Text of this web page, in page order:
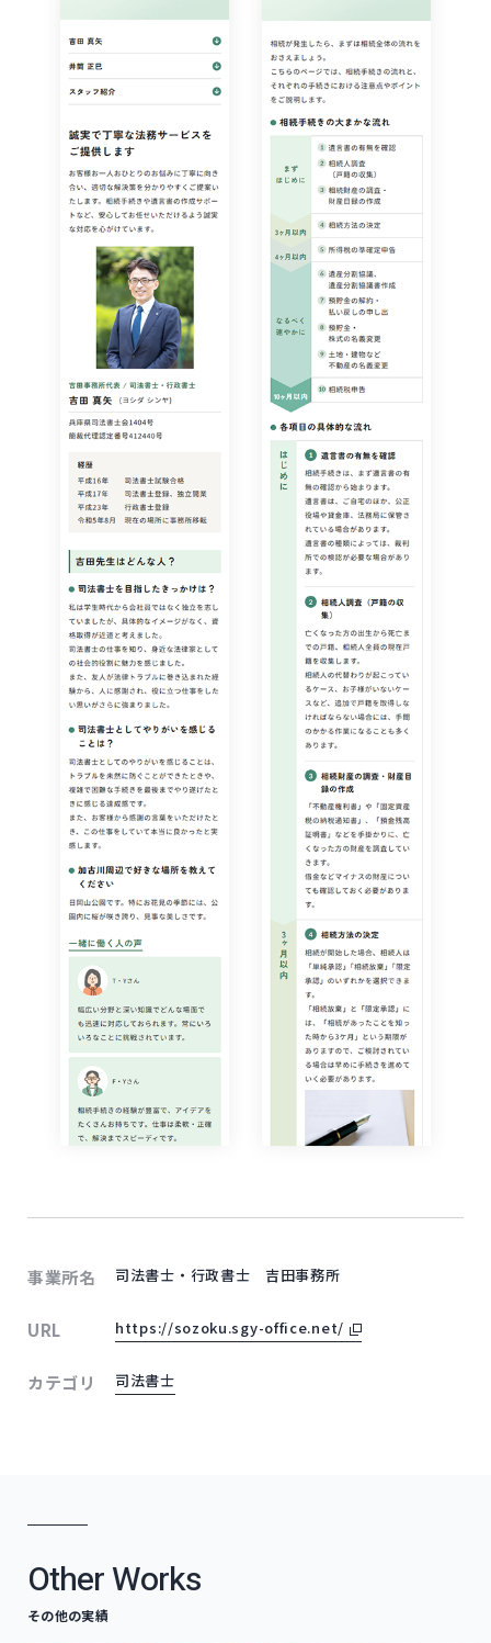
事業所名 司法書士・行政書士 吉田事務所
URL https://sozoku.sgy-office.net/ 外部サイトにリンク
カテゴリ 司法書士
Other Works
その他の実績